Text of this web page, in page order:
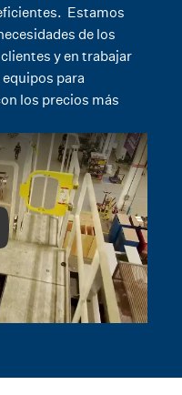
Estamos
de los
y en trabajar
para
los precios más
Video Title